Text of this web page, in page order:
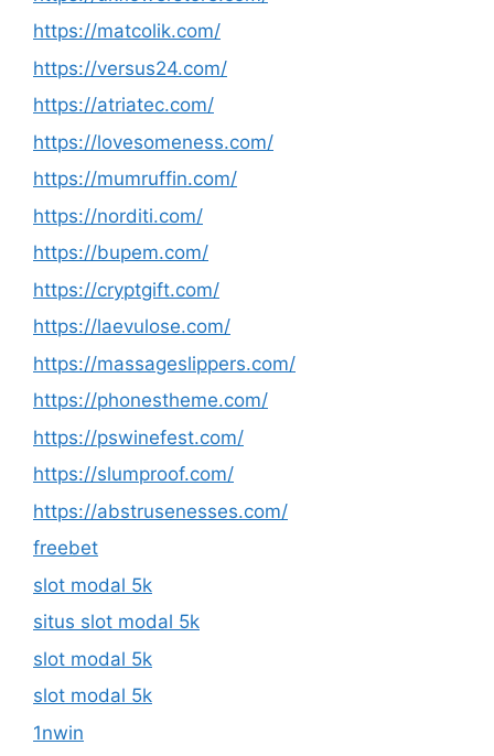
https://matcolik.com/
https://versus24.com/
https://atriatec.com/
https://lovesomeness.com/
https://mumruffin.com/
https://norditi.com/
https://bupem.com/
https://cryptgift.com/
https://laevulose.com/
https://massageslippers.com/
https://phonestheme.com/
https://pswinefest.com/
https://slumproof.com/
https://abstrusenesses.com/
freebet
slot modal 5k
situs slot modal 5k
slot modal 5k
slot modal 5k
1nwin